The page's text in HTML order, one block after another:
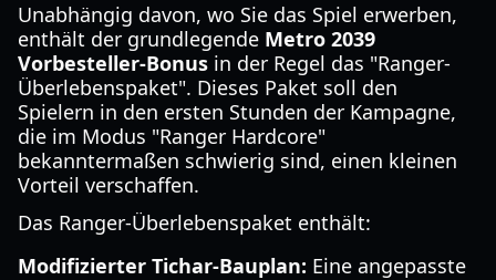
Unabhängig davon, wo Sie das Spiel erwerben,
enthält der grundlegende Metro 2039
Vorbesteller-Bonus in der Regel das "Ranger-
Überlebenspaket". Dieses Paket soll den
Spielern in den ersten Stunden der Kampagne,
die im Modus "Ranger Hardcore"
bekanntermaßen schwierig sind, einen kleinen
Vorteil verschaffen.
Das Ranger-Überlebenspaket enthält:
Modifizierter Tichar-Bauplan: Eine angepasste